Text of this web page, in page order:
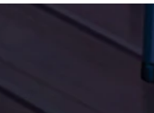
| Μίλα Τώρα. Με σύνθημα
"Μίλα Τώρα" όλα τα σχολεία
της Ελλάδας ενώνουν τις
δυνάμεις τους ενάντια στο